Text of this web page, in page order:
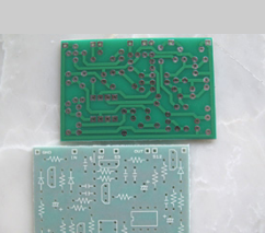
Vintage Compressorプリント基板
¥1,200